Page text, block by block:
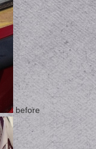
before